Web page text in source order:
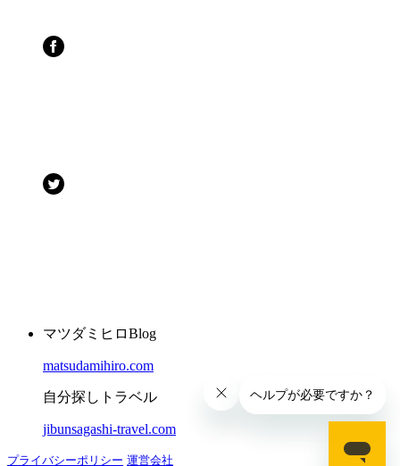
マツダミヒロBlog
matsudamihiro.com
自分探しトラベル
jibunsagashi-travel.com
プライバシーポリシー 運営会社